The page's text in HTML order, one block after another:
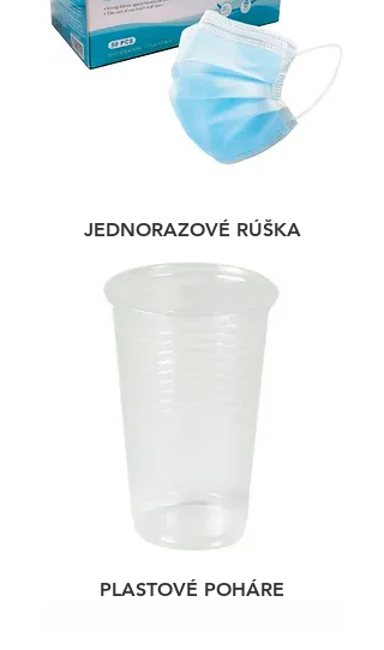
JEDNORAZOVÉ RÚŠKA
PLASTOVÉ POHÁRE